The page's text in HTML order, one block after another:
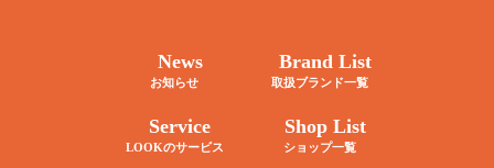
News
お知らせ
Brand List
取扱ブランド一覧
Service
LOOKのサービス
Shop List
ショップ一覧